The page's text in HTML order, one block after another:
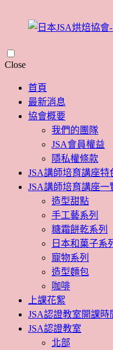
CloseSkip
content
首頁
最新消息
協會概要
我們的團隊
JSA會員權益
隱私權條款
JSA講師培育講座特
JSA講師培育講座一
造型甜點
手工藝系列
糖霜餅乾系列
日本和菓子系
寵物系列
造型麵包
咖啡
上課花絮
JSA認證教室開課時
JSA認證教室
北部